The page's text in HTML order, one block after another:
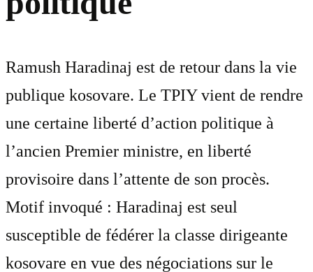
Ramush Haradinaj est de retour dans la vie
publique kosovare. Le TPIY vient de rendre
une certaine liberté d’action politique à
l’ancien Premier ministre, en liberté
provisoire dans l’attente de son procès.
Motif invoqué : Haradinaj est seul
susceptible de fédérer la classe dirigeante
kosovare en vue des négociations sur le